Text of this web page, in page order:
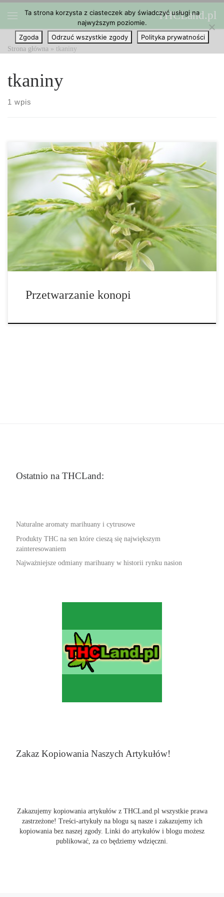
Przejdź do treści THCLand.pl
Strona główna » tkaniny
tkaniny
1 wpis
Kraje na całym świecie posiadają różne zasady i przepisy
dotyczące konopi. Mimo niewiarygodnej wszechstronności rośliny
i tego jak bardzo jest przyjazna dla środowiska, jej powiązania z
psychoaktywną marihuaną doprowadziły do tego, że niektóre
kraje, a w szczególności USA zahamowały jej […]
Przetwarzanie konopi
Ostatnio na THCLand:
Naturalne aromaty marihuany i cytrusowe
Produkty THC na sen które cieszą się największym
zainteresowaniem
Najważniejsze odmiany marihuany w historii rynku nasion
Zakaz Kopiowania Naszych Artykułów!
Zakazujemy kopiowania artykułów z THCLand.pl wszystkie prawa
zastrzeżone! Treści-artykuły na blogu są nasze i zakazujemy ich
kopiowania bez naszej zgody. Linki do artykułów i blogu możesz
publikować, za co będziemy wdzięczni.
Ta strona korzysta z ciasteczek aby świadczyć usługi na
najwyższym poziomie.
Zgoda
Odrzuć wszystkie zgody Polityka prywatności